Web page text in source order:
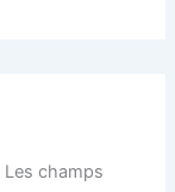
Les champs